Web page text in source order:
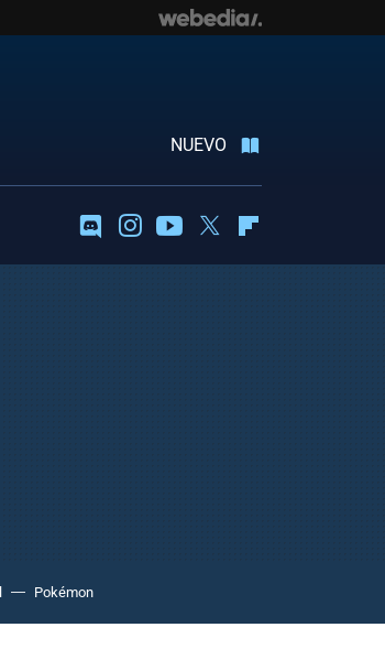
NUEVO
DiscordInstagramYoutubeTwitter
Pokémon